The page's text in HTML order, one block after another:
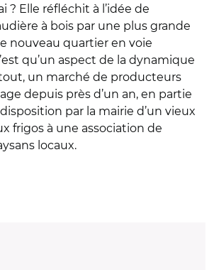
? Elle réfléchit à l’idée de
à bois par une plus grande
nouveau quartier en voie
qu’un aspect de la dynamique
un marché de producteurs
depuis près d’un an, en partie
par la mairie d’un vieux
frigos à une association de
locaux.